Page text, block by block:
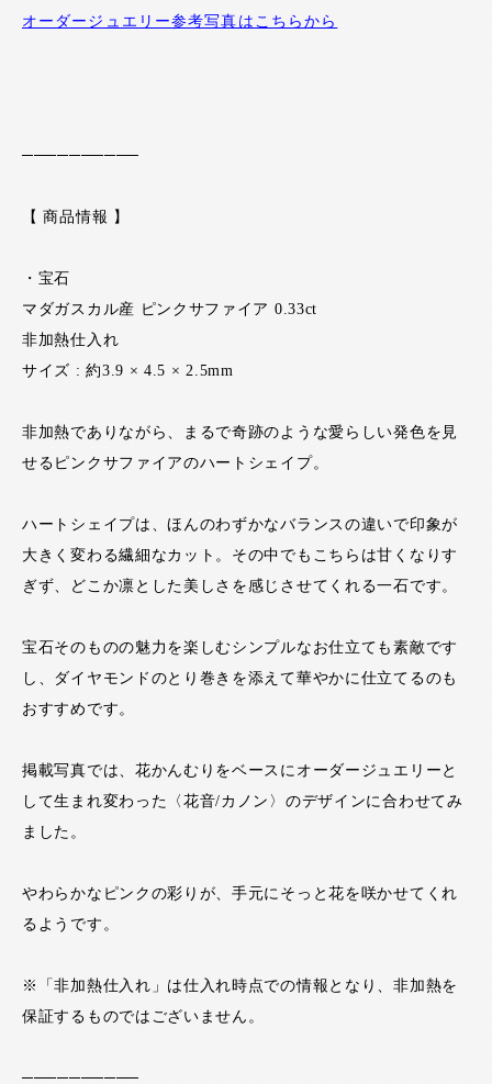
オーダージュエリー参考写真はこちらから
──────────
【 商品情報 】
・宝石
マダガスカル産 ピンクサファイア 0.33ct
非加熱仕入れ
サイズ : 約3.9 × 4.5 × 2.5mm
非加熱でありながら、まるで奇跡のような愛らしい発色を見
せるピンクサファイアのハートシェイプ。
ハートシェイプは、ほんのわずかなバランスの違いで印象が
大きく変わる繊細なカット。その中でもこちらは甘くなりす
ぎず、どこか凛とした美しさを感じさせてくれる一石です。
宝石そのものの魅力を楽しむシンプルなお仕立ても素敵です
し、ダイヤモンドのとり巻きを添えて華やかに仕立てるのも
おすすめです。
掲載写真では、花かんむりをベースにオーダージュエリーと
して生まれ変わった〈花音/カノン〉のデザインに合わせてみ
ました。
やわらかなピンクの彩りが、手元にそっと花を咲かせてくれ
るようです。
※「非加熱仕入れ」は仕入れ時点での情報となり、非加熱を
保証するものではございません。
──────────